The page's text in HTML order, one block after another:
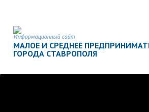
Информационный сайт
МАЛОЕ И СРЕДНЕЕ
ГОРОДА СТАВРОПОЛЯ